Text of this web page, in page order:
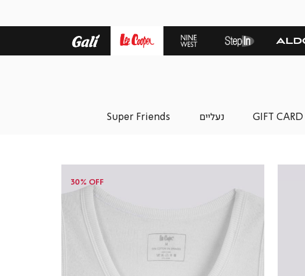
GIFT CARD נעליים Super Friends
30% OFF